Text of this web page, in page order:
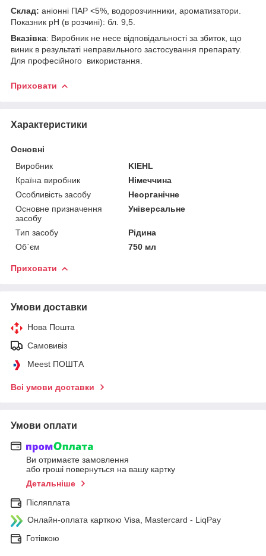
Склад: аніонні ПАР <5%, водорозчинники, ароматизатори.
Показник pH (в розчині): бл. 9,5.
Вказівка: Виробник не несе відповідальності за збиток, що
виник в результаті неправильного застосування препарату.
Для професійного використання.
Приховати
Характеристики
Основні
Виробник
KIEHL
Країна виробник
Німеччина
Особливість засобу
Неорганічне
Основне призначення
засобу
Універсальне
Тип засобу
Рідина
Об`єм
750 мл
Приховати
Умови доставки
Нова Пошта
Самовивіз
Meest ПОШТА
Всі умови доставки
Умови оплати
Ви отримаєте замовлення
або гроші повернуться на вашу картку
Детальніше
Післяплата
Онлайн-оплата карткою Visa, Mastercard - LiqPay
Готівкою